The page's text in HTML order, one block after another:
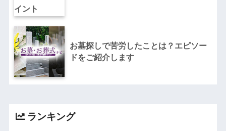
お墓探しで苦労したことは？エピソー
ドをご紹介します
ランキング